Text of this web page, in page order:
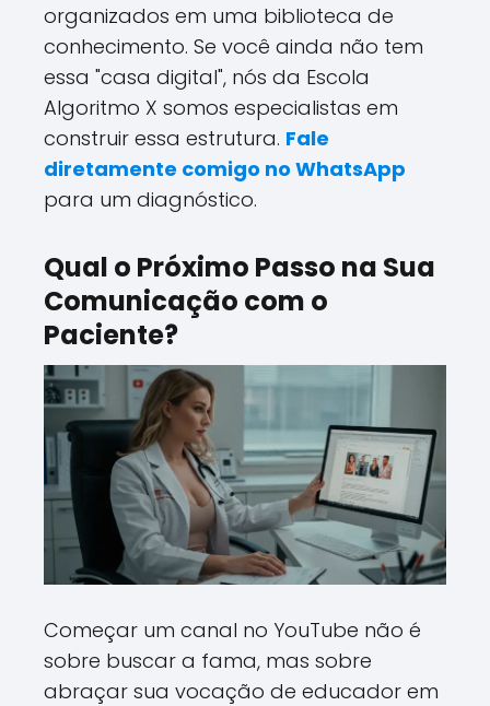
organizados em uma biblioteca de
conhecimento. Se você ainda não tem
essa "casa digital", nós da Escola
Algoritmo X somos especialistas em
construir essa estrutura. Fale
diretamente comigo no WhatsApp
para um diagnóstico.
Qual o Próximo Passo na Sua
Comunicação com o
Paciente?
Começar um canal no YouTube não é
sobre buscar a fama, mas sobre
abraçar sua vocação de educador em